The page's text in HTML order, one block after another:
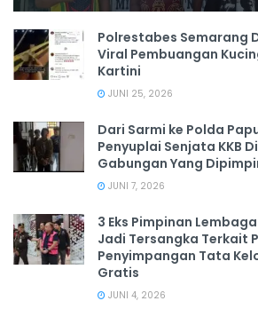
Polrestabes Semarang
Viral Pembuangan
Kartini
JUNI 25, 2026
Dari Sarmi ke Polda
Penyuplai Senjata KKB
Gabungan Yang
JUNI 7, 2026
3 Eks Pimpinan
Jadi Tersangka Terkait
Penyimpangan Tata
Gratis
JUNI 4, 2026